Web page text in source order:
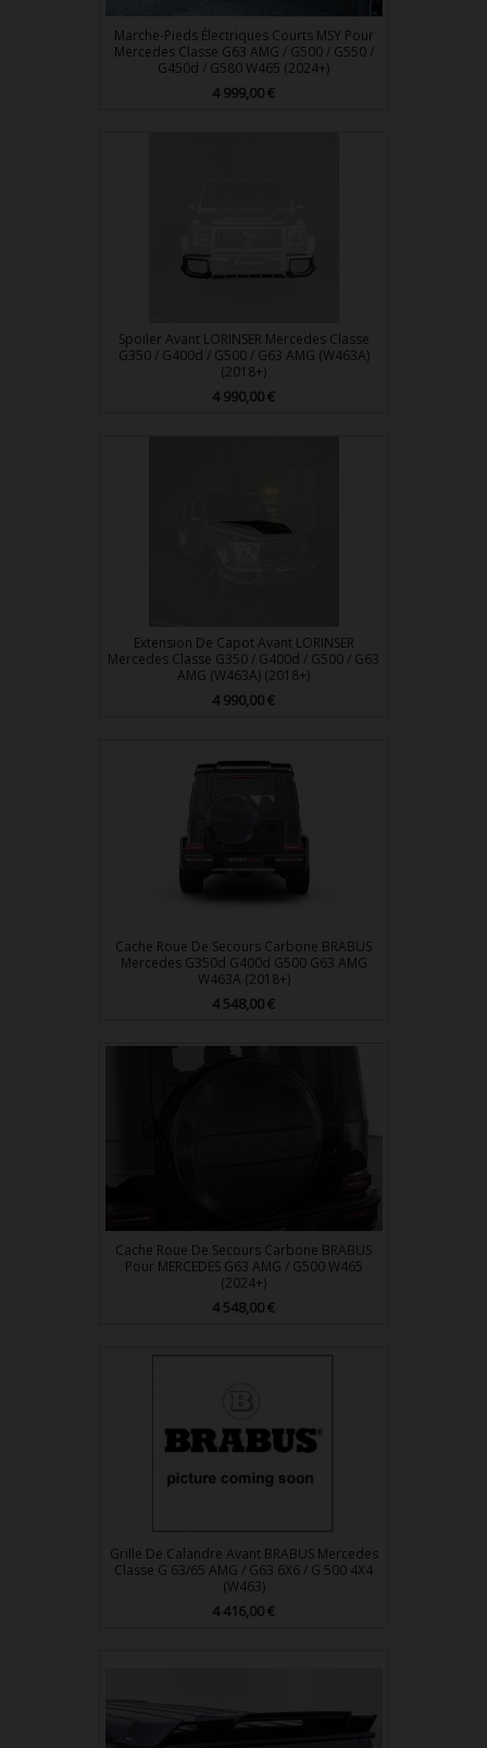
Marche-Pieds Électriques Courts MSY Pour
Mercedes Classe G63 AMG / G500 / G550 /
G450d / G580 W465 (2024+)
Prix
4 999,00 €
Spoiler Avant LORINSER Mercedes Classe
G350 / G400d / G500 / G63 AMG (W463A)
(2018+)
Prix
4 990,00 €
Extension De Capot Avant LORINSER
Mercedes Classe G350 / G400d / G500 / G63
AMG (W463A) (2018+)
Prix
4 990,00 €
Cache Roue De Secours Carbone BRABUS
Mercedes G350d G400d G500 G63 AMG
W463A (2018+)
Prix
4 548,00 €
Cache Roue De Secours Carbone BRABUS
Pour MERCEDES G63 AMG / G500 W465
(2024+)
Prix
4 548,00 €
Grille De Calandre Avant BRABUS Mercedes
Classe G 63/65 AMG / G63 6X6 / G 500 4X4
(W463)
Prix
4 416,00 €